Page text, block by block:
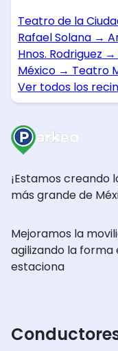
Teatro de la
Rafael Solana →
Hnos. Rodriguez →
México → Teatro
Ver todos los
¡Estamos creando
más grande de
Mejoramos la
agilizando la forma
estaciona